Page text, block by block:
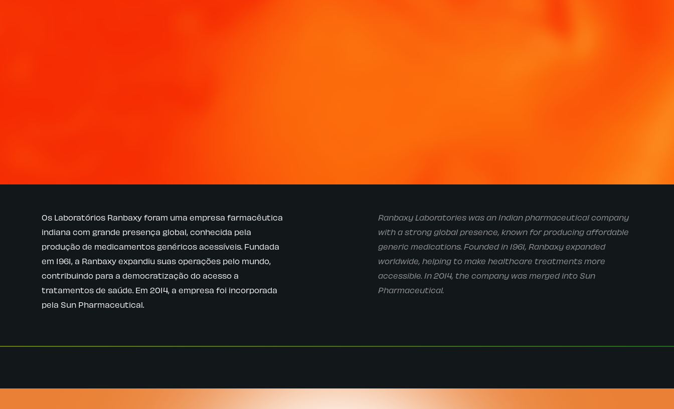
Os Laboratórios Ranbaxy foram uma empresa farmacêutica
indiana com grande presença global, conhecida pela
produção de medicamentos genéricos acessíveis. Fundada
em 1961, a Ranbaxy expandiu suas operações pelo mundo,
contribuindo para a democratização do acesso a
tratamentos de saúde. Em 2014, a empresa foi incorporada
pela Sun Pharmaceutical.
Ranbaxy Laboratories was an Indian pharmaceutical company
with a strong global presence, known for producing affordable
generic medications. Founded in 1961, Ranbaxy expanded
worldwide, helping to make healthcare treatments more
accessible. In 2014, the company was merged into Sun
Pharmaceutical.​​​​​​​